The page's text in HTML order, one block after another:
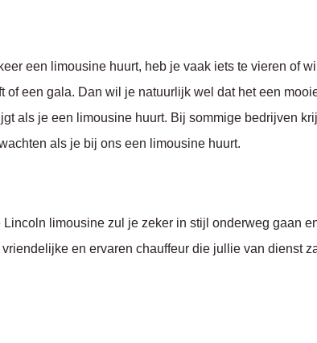
een limousine huurt, heb je vaak iets te vieren of
een gala. Dan wil je natuurlijk wel dat het een
als je een limousine huurt. Bij sommige bedrijven
als je bij ons een limousine huurt.
limousine zul je zeker in stijl onderweg gaan
en ervaren chauffeur die jullie van dienst